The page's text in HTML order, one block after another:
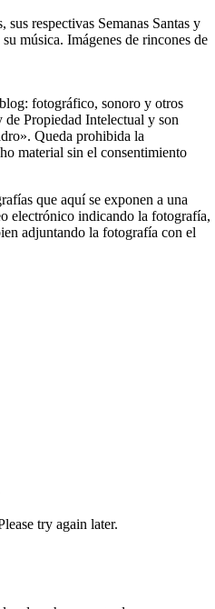
respectivas Semanas Santas y
música. Imágenes de rincones de
fotográfico, sonoro y otros
de Propiedad Intelectual y son
Queda prohibida la
material sin el consentimiento
que aquí se exponen a una
electrónico indicando la fotografía,
adjuntando la fotografía con el
try again later.